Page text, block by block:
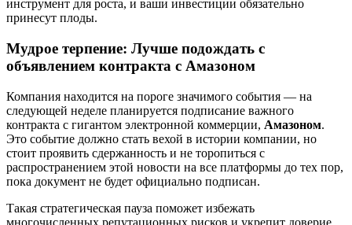
инструмент для роста, и ваши инвестиции обязательно
принесут плоды.
Мудрое терпение: Лучше подождать с
объявлением контракта с Амазоном
Компания находится на пороге значимого события — на
следующей неделе планируется подписание важного
контракта с гигантом электронной коммерции, Амазоном.
Это событие должно стать вехой в истории компании, но
стоит проявить сдержанность и не торопиться с
распространением этой новости на все платформы до тех пор,
пока документ не будет официально подписан.
Такая стратегическая пауза поможет избежать
многочисленных репутационных рисков и укрепит доверие